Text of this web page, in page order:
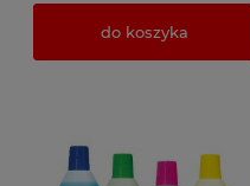
do koszyka